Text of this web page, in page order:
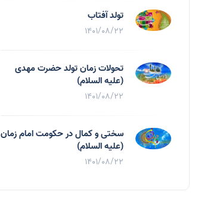
تولد آفتاب
1401/08/22
تحولات زمان تولد حضرت مهدی
(علیه السلام)
1401/08/22
سختی و کمال در حکومت امام زمان
(علیه السلام)
1401/08/22